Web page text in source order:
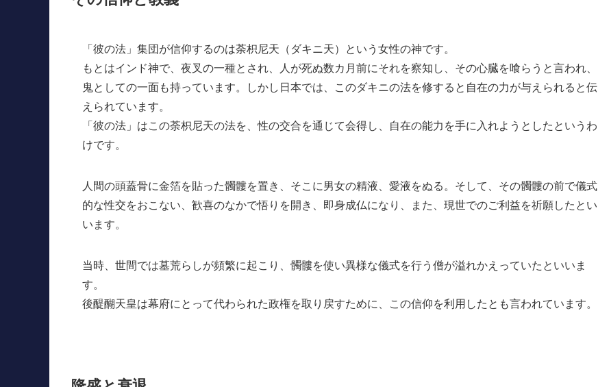
「彼の法」集団が信仰するのは荼枳尼天（ダキニ天）という女性の神です。
もとはインド神で、夜叉の一種とされ、人が死ぬ数カ月前にそれを察知し、その心臓を喰らうと言われ、
鬼としての一面も持っています。しかし日本では、このダキニの法を修すると自在の力が与えられると伝
えられています。
「彼の法」はこの荼枳尼天の法を、性の交合を通じて会得し、自在の能力を手に入れようとしたというわ
けです。
人間の頭蓋骨に金箔を貼った髑髏を置き、そこに男女の精液、愛液をぬる。そして、その髑髏の前で儀式
的な性交をおこない、歓喜のなかで悟りを開き、即身成仏になり、また、現世でのご利益を祈願したとい
います。
当時、世間では墓荒らしが頻繁に起こり、髑髏を使い異様な儀式を行う僧が溢れかえっていたといいま
す。
後醍醐天皇は幕府にとって代わられた政権を取り戻すために、この信仰を利用したとも言われています。